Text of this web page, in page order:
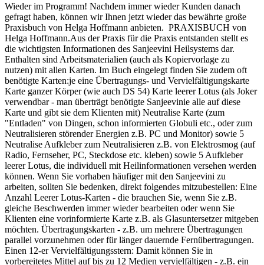
Wieder im Programm! Nachdem immer wieder Kunden danach
gefragt haben, können wir Ihnen jetzt wieder das bewährte große
Praxisbuch von Helga Hoffmann anbieten. PRAXISBUCH von
Helga Hoffmann.Aus der Praxis für die Praxis entstanden stellt es
die wichtigsten Informationen des Sanjeevini Heilsystems dar.
Enthalten sind Arbeitsmaterialien (auch als Kopiervorlage zu
nutzen) mit allen Karten. Im Buch eingelegt finden Sie zudem oft
benötigte Karten:je eine Übertragungs- und Vervielfältigungskarte
Karte ganzer Körper (wie auch DS 54) Karte leerer Lotus (als Joker
verwendbar - man überträgt benötigte Sanjeevinie alle auf diese
Karte und gibt sie dem Klienten mit) Neutralise Karte (zum
"Entladen" von Dingen, schon informierten Globuli etc., oder zum
Neutralisieren störender Energien z.B. PC und Monitor) sowie 5
Neutralise Aufkleber zum Neutralisieren z.B. von Elektrosmog (auf
Radio, Fernseher, PC, Steckdose etc. kleben) sowie 5 Aufkleber
leerer Lotus, die individuell mit Heilinformationen versehen werden
können. Wenn Sie vorhaben häufiger mit den Sanjeevini zu
arbeiten, sollten Sie bedenken, direkt folgendes mitzubestellen: Eine
Anzahl Leerer Lotus-Karten - die brauchen Sie, wenn Sie z.B.
gleiche Beschwerden immer wieder bearbeiten oder wenn Sie
Klienten eine vorinformierte Karte z.B. als Glasuntersetzer mitgeben
möchten. Übertragungskarten - z.B. um mehrere Übertragungen
parallel vorzunehmen oder für länger dauernde Fernübertragungen.
Einen 12-er Vervielfältigungsstern: Damit können Sie in
vorbereitetes Mittel auf bis zu 12 Medien vervielfältigen - z.B. ein